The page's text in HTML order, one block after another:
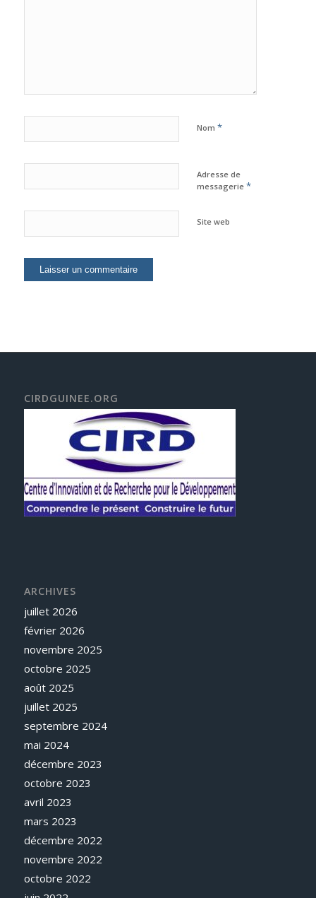
Nom *
Adresse de
messagerie *
Site web
CIRDGUINEE.ORG
ARCHIVES
juillet 2026
février 2026
novembre 2025
octobre 2025
août 2025
juillet 2025
septembre 2024
mai 2024
décembre 2023
octobre 2023
avril 2023
mars 2023
décembre 2022
novembre 2022
octobre 2022